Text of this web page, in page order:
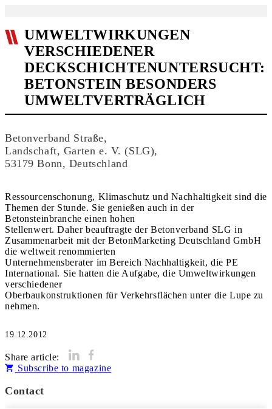
UMWELTWIRKUNGEN
VERSCHIEDENER
DECKSCHICHTENUNTERSUCHT:
BETONSTEIN BESONDERS
UMWELTVERTRÄGLICH
Betonverband Straße,
Landschaft, Garten e. V. (SLG),
53179 Bonn, Deutschland
Ressourcenschonung, Klimaschutz und Nachhaltigkeit sind die
Themen der Stunde. Sie genießen auch in der
Betonsteinbranche einen hohen
Stellenwert. Daher beauftragte der Betonverband SLG in
Zusammenarbeit mit der BetonMarketing Deutschland GmbH
die weltweit renommierten
Unternehmensberater im Bereich Nachhaltigkeit, die PE
International. Sie hatten die Aufgabe, die Umweltwirkungen
verschiedener
Oberbaukonstruktionen für Verkehrsflächen unter die Lupe zu
nehmen.
19.12.2012
Share article:
Subscribe to magazine
Contact